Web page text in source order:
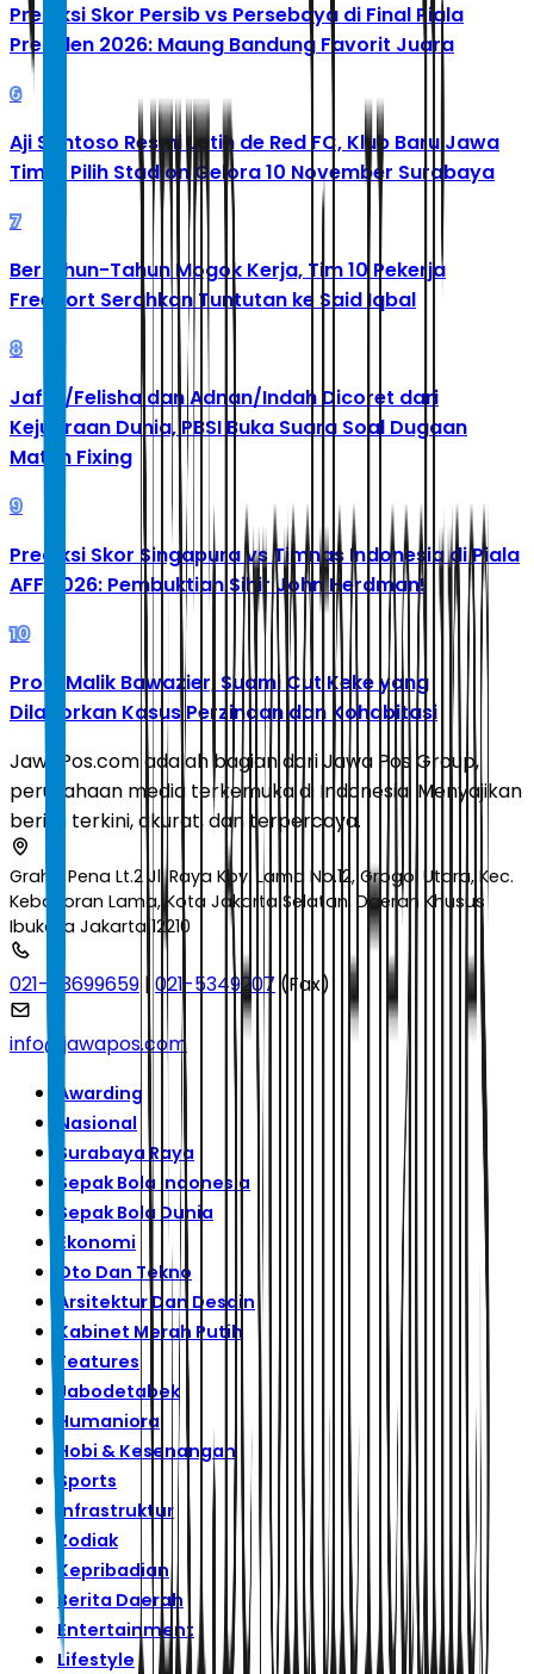
Prediksi Skor Persib vs Persebaya di Final Piala
Presiden 2026: Maung Bandung Favorit Juara
6
Aji Santoso Resmi Latih de Red FC, Klub Baru Jawa
Timur Pilih Stadion Gelora 10 November Surabaya
7
Bertahun-Tahun Mogok Kerja, Tim 10 Pekerja
Freeport Serahkan Tuntutan ke Said Iqbal
8
Jafar/Felisha dan Adnan/Indah Dicoret dari
Kejuaraan Dunia, PBSI Buka Suara Soal Dugaan
Match Fixing
9
Prediksi Skor Singapura vs Timnas Indonesia di Piala
AFF 2026: Pembuktian Sihir John Herdman!
10
Profil Malik Bawazier, Suami Cut Keke yang
Dilaporkan Kasus Perzinaan dan Kohabitasi
JawaPos.com adalah bagian dari Jawa Pos Group,
perusahaan media terkemuka di Indonesia. Menyajikan
berita terkini, akurat, dan terpercaya.
Graha Pena Lt.2 Jl. Raya Kby. Lama No.12, Grogol Utara, Kec.
Kebayoran Lama, Kota Jakarta Selatan, Daerah Khusus
Ibukota Jakarta 12210
021-53699659 | 021-5349207 (Fax)
info@jawapos.com
Awarding
Nasional
Surabaya Raya
Sepak Bola Indonesia
Sepak Bola Dunia
Ekonomi
Oto Dan Tekno
Arsitektur Dan Desain
Kabinet Merah Putih
Features
Jabodetabek
Humaniora
Hobi & Kesenangan
Sports
Infrastruktur
Zodiak
Kepribadian
Berita Daerah
Entertainment
Lifestyle